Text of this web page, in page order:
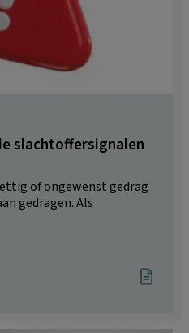
slachtoffersignalen
of ongewenst gedrag
gedragen. Als